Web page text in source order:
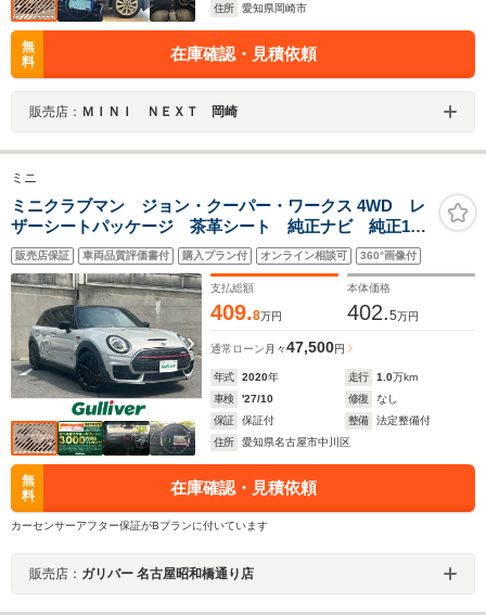
住所
愛知県岡崎市
無
料
在庫確認・見積依頼
販売店： ＭＩＮＩ ＮＥＸＴ 岡崎
ミニ
ミニクラブマン ジョン・クーパー・ワークス 4WD レ
ザーシートパッケージ 茶革シート 純正ナビ 純正18
インチAW AppleCarPlay 前後ドライブレコーダー
ミラー一体型ETC ワイヤレスチャージング ヘッドア
ップディスプレイ パドルシフト
販売店保証 車両品質評価書付 購入プラン付 オンライン相談可 360°画像付
支払総額
409.8万円
本体価格
402.5万円
通常ローン 月々47,500円
年式 2020年 走行 1.0万km
車検
'27/10 修復
なし
保証
保証付 整備
法定整備付
住所
愛知県名古屋市中川区
無
料
在庫確認・見積依頼
カーセンサーアフター保証がBプランに付いています
販売店： ガリバー 名古屋昭和橋通り店